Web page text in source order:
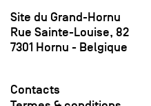
Site du Grand-Hornu
Rue Sainte-Louise, 82
7301 Hornu - Belgique
Contacts